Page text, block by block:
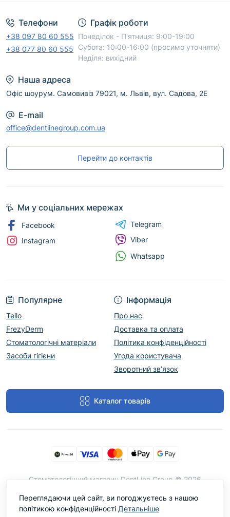
Телефони
+38 097 80 60 555
+38 077 80 60 555
Графік роботи
Понеділок - П'ятниця: 9:00-19:00
Субота: 10:00-16:00 (просимо уточняти)
Неділя: вихідний
Наша адреса
Офіс шоурум. Самовивіз 79021, м. Львів, вул. Садова, 2Е
E-mail
office@dentlinegroup.com.ua
Перейти до контактів
Популярне
Tello
FrezyDerm
Стоматологічні матеріали
Засоби гігієни
Інформація
Про нас
Доставка та оплата
Політика конфіденційності
Угода користувача
Зворотний зв’язок
Каталог товарів
Ми у соціальних мережах
Facebook
Instagram
Telegram
Viber
Whatsapp
Cтоматологічний магазин DentLine Group © 2026
Переглядаючи цей сайт, ви погоджуєтесь з нашою
політикою конфіденційності Детальніше